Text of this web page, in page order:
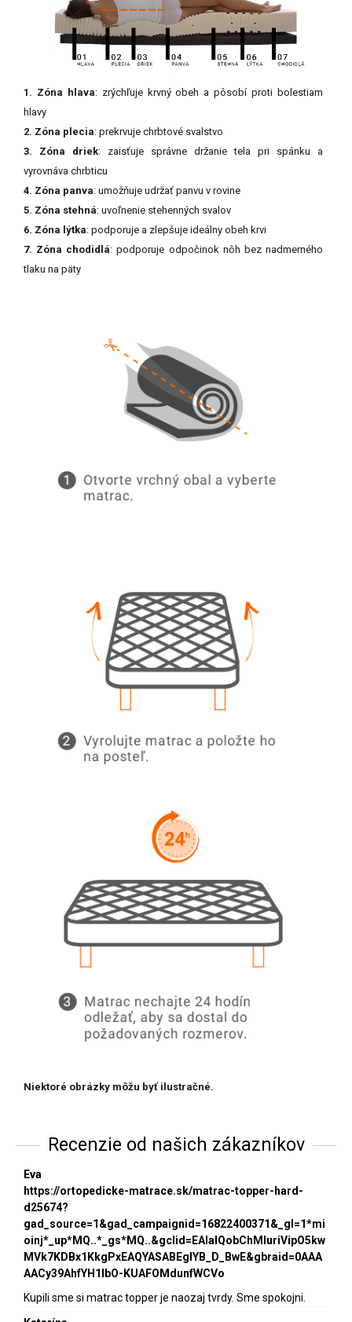
1. Zóna hlava: zrýchľuje krvný obeh a pôsobí proti bolestiam
hlavy
2. Zóna plecia: prekrvuje chrbtové svalstvo
3. Zóna driek: zaisťuje správne držanie tela pri spánku a
vyrovnáva chrbticu
4. Zóna panva: umožňuje udržať panvu v rovine
5. Zóna stehná: uvoľnenie stehenných svalov
6. Zóna lýtka: podporuje a zlepšuje ideálny obeh krvi
7. Zóna chodidlá: podporuje odpočinok nôh bez nadmerného
tlaku na päty
Niektoré obrázky môžu byť ilustračné.
Recenzie od našich zákazníkov
Eva
https://ortopedicke-matrace.sk/matrac-topper-hard-
d25674?
gad_source=1&gad_campaignid=16822400371&_gl=1*mi
oinj*_up*MQ..*_gs*MQ..&gclid=EAIaIQobChMIuriVipO5kw
MVk7KDBx1KkgPxEAQYASABEgIYB_D_BwE&gbraid=0AAA
AACy39AhfYH1lbO-KUAFOMdunfWCVo
Kupili sme si matrac topper je naozaj tvrdy. Sme spokojni.